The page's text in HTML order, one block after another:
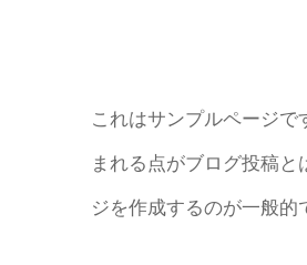
これはサンプルページ
まれる点がブログ投稿
ジを作成するのが一般的